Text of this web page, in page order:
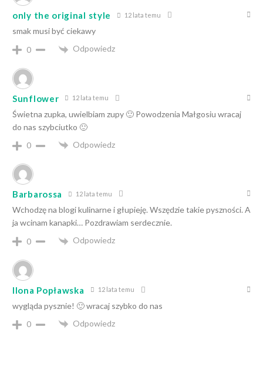
only the original style 12 lata temu
smak musi być ciekawy
0
Odpowiedz
Sunflower 12 lata temu
Świetna zupka, uwielbiam zupy 🙂 Powodzenia Małgosiu wracaj
do nas szybciutko 🙂
0
Odpowiedz
Barbarossa 12 lata temu
Wchodzę na blogi kulinarne i głupieję. Wszędzie takie pyszności. A
ja wcinam kanapki… Pozdrawiam serdecznie.
0
Odpowiedz
Ilona Popławska 12 lata temu
wygląda pysznie! 🙂 wracaj szybko do nas
0
Odpowiedz